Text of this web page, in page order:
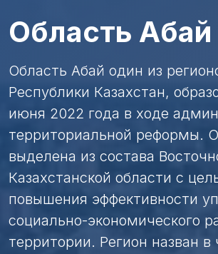
Область Абай
Область Абай один из
Республики Казахстан,
июня 2022 года в ходе
территориальной реформы.
выделена из состава
Казахстанской области с
повышения эффективности
социально-экономического
территории. Регион назван в